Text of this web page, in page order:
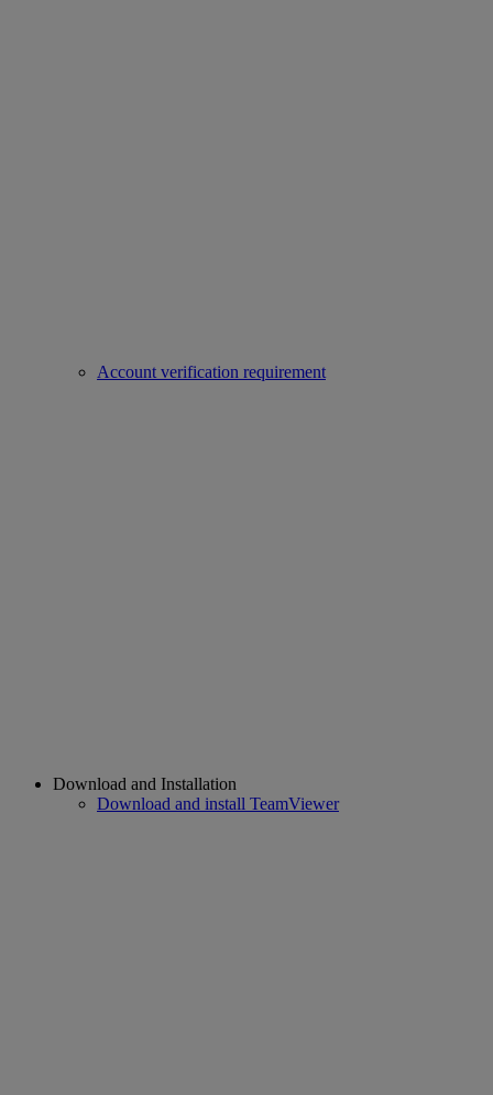
Account verification requirement
Download and Installation
Download and install TeamViewer